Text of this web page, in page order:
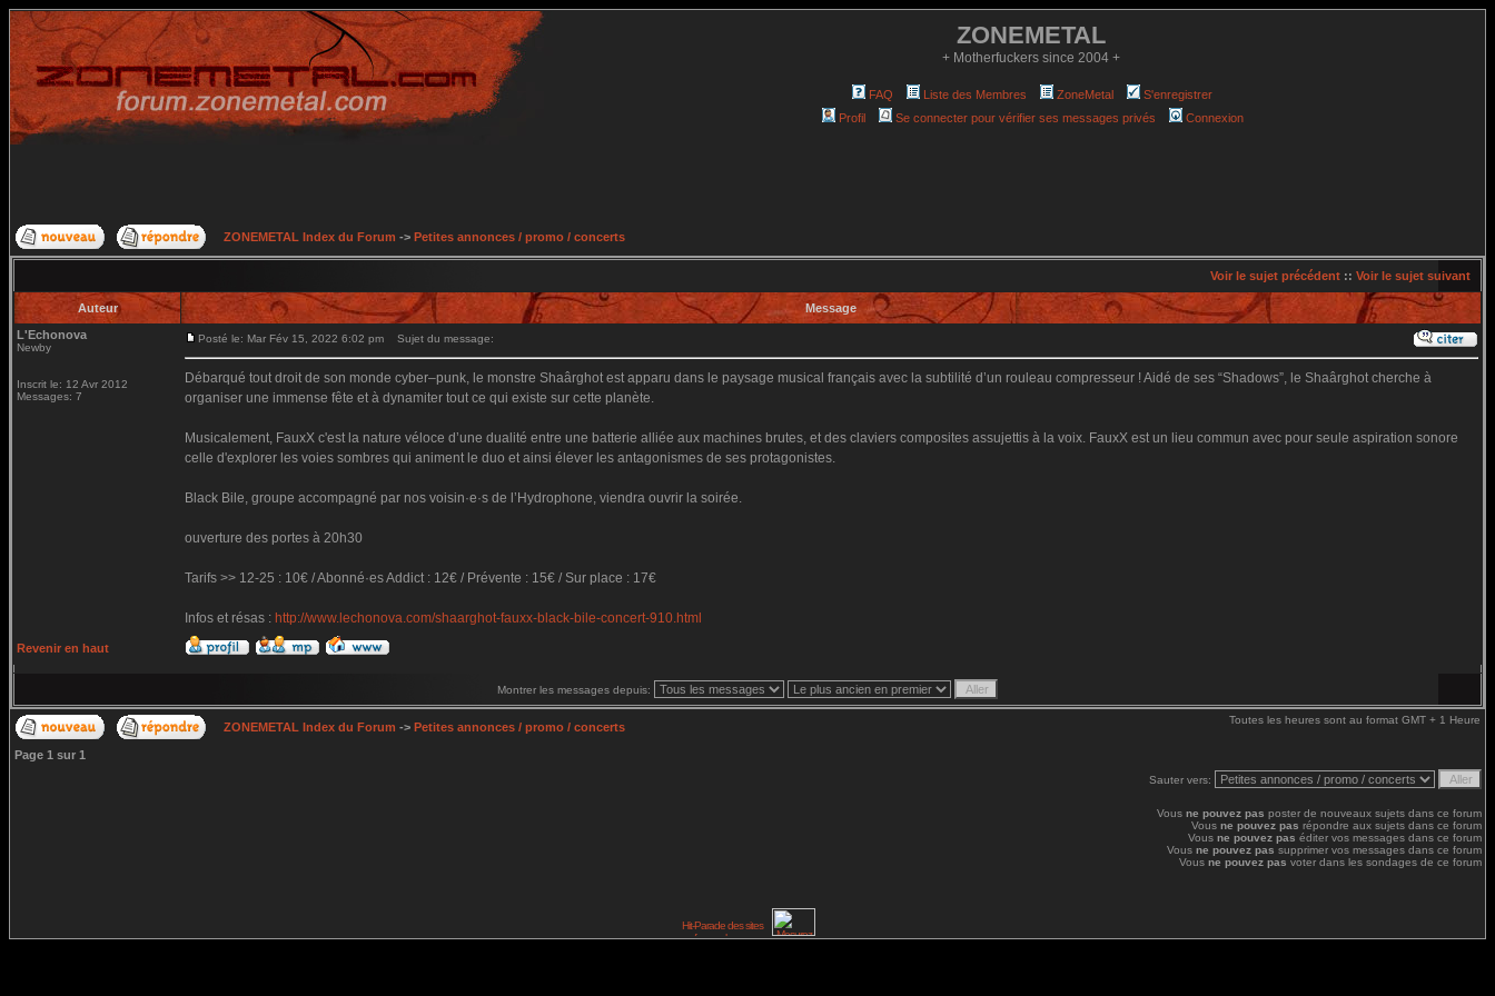
ZONEMETAL
+ Motherfuckers since 2004 +
FAQ Liste des Membres ZoneMetal
S'enregistrer
Profil
Se connecter pour vérifier ses messages privés Connexion
ZONEMETAL Index du Forum -> Petites annonces / promo / concerts
Voir le sujet précédent :: Voir le sujet suivant
Auteur
Message
L'Echonova
Newby
Inscrit le: 12 Avr 2012
Messages: 7
Posté le: Mar Fév 15, 2022 6:02 pm Sujet du message:
Débarqué tout droit de son monde cyber–punk, le monstre Shaârghot est apparu dans le paysage musical français avec la subtilité d’un rouleau compresseur ! Aidé de ses “Shadows”, le Shaârghot cherche à
organiser une immense fête et à dynamiter tout ce qui existe sur cette planète.
Musicalement, FauxX c'est la nature véloce d’une dualité entre une batterie alliée aux machines brutes, et des claviers composites assujettis à la voix. FauxX est un lieu commun avec pour seule aspiration sonore
celle d'explorer les voies sombres qui animent le duo et ainsi élever les antagonismes de ses protagonistes.
Black Bile, groupe accompagné par nos voisin·e·s de l’Hydrophone, viendra ouvrir la soirée.
ouverture des portes à 20h30
Tarifs >> 12-25 : 10€ / Abonné·es Addict : 12€ / Prévente : 15€ / Sur place : 17€
Infos et résas : http://www.lechonova.com/shaarghot-fauxx-black-bile-concert-910.html
Revenir en haut
Montrer les messages depuis:
ZONEMETAL Index du Forum -> Petites annonces / promo / concerts
Toutes les heures sont au format GMT + 1 Heure
Page 1 sur 1
Sauter vers:
Vous ne pouvez pas poster de nouveaux sujets dans ce forum
Vous ne pouvez pas répondre aux sujets dans ce forum
Vous ne pouvez pas éditer vos messages dans ce forum
Vous ne pouvez pas supprimer vos messages dans ce forum
Vous ne pouvez pas voter dans les sondages de ce forum